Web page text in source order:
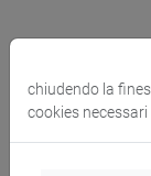
Docenti e
chiudendo la
cookies necessari